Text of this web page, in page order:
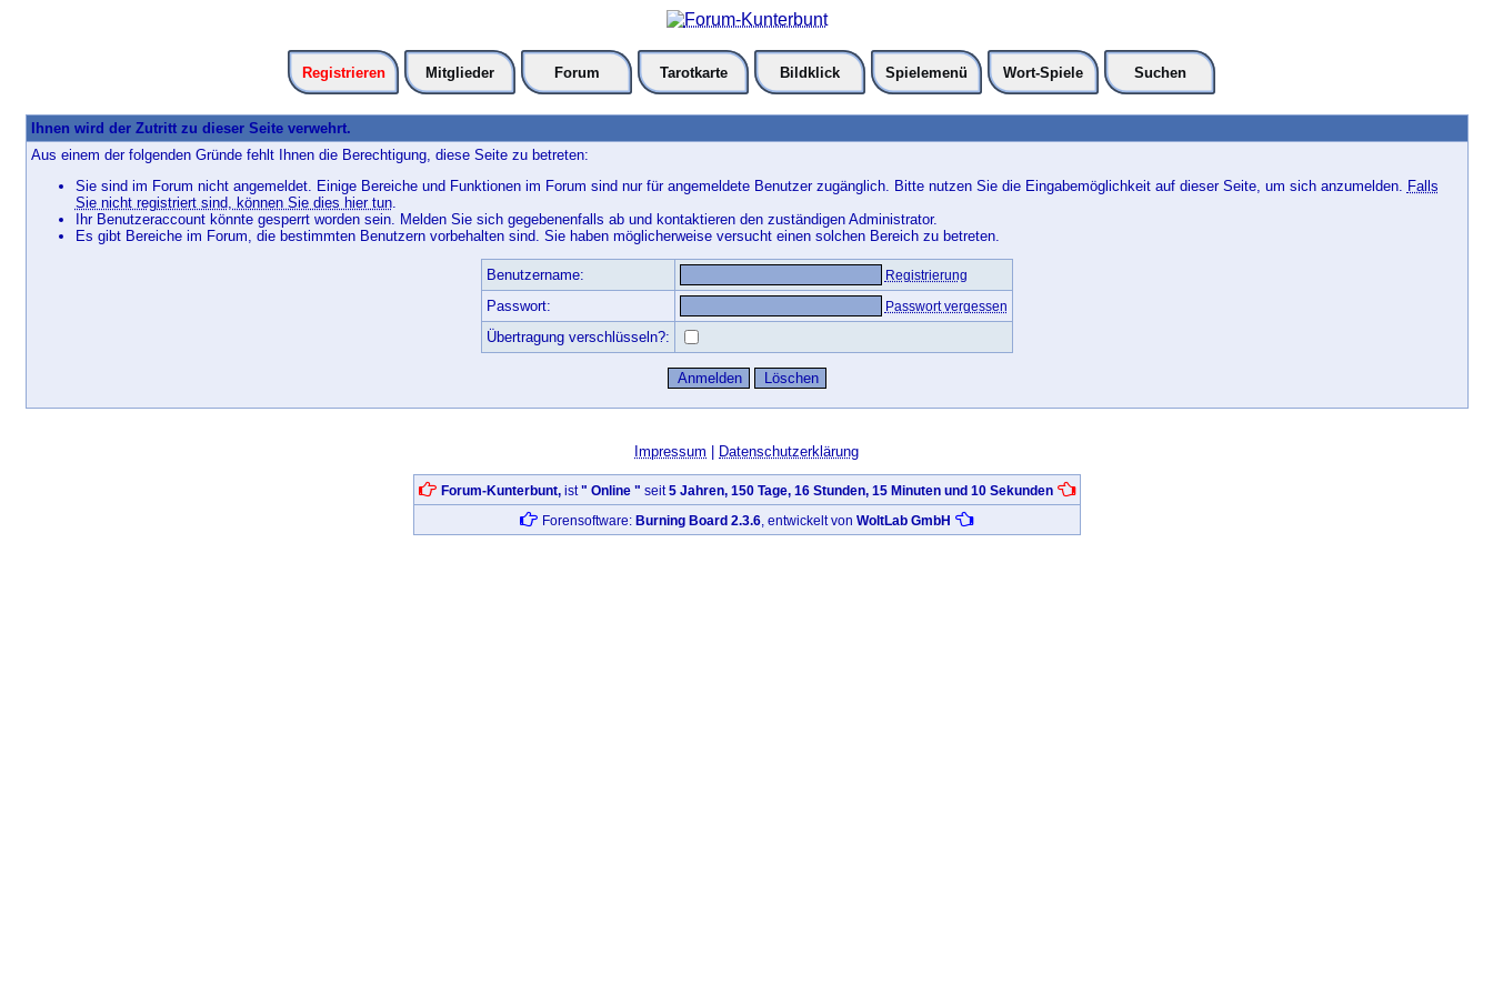
Registrieren Mitglieder Forum Tarotkarte Bildklick Spielemenü Wort-Spiele Suchen
Ihnen wird der Zutritt zu dieser Seite verwehrt.
Aus einem der folgenden Gründe fehlt Ihnen die Berechtigung, diese Seite zu betreten:
Sie sind im Forum nicht angemeldet. Einige Bereiche und Funktionen im Forum sind nur für angemeldete Benutzer zugänglich. Bitte nutzen Sie die Eingabemöglichkeit auf dieser Seite, um sich anzumelden. Falls
Sie nicht registriert sind, können Sie dies hier tun.
Ihr Benutzeraccount könnte gesperrt worden sein. Melden Sie sich gegebenenfalls ab und kontaktieren den zuständigen Administrator.
Es gibt Bereiche im Forum, die bestimmten Benutzern vorbehalten sind. Sie haben möglicherweise versucht einen solchen Bereich zu betreten.
Benutzername: Registrierung
Passwort: Passwort vergessen
Übertragung verschlüsseln?:
Impressum Datenschutzerklärung
Forum-Kunterbunt,ist" Online " seit5 Jahren, 150 Tage, 16 Stunden, 15 Minuten und 10 Sekunden
Forensoftware: Burning Board 2.3.6, entwickelt von WoltLab GmbH